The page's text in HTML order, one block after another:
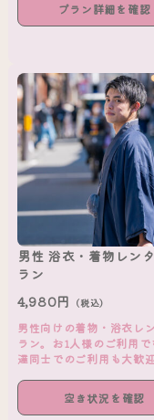
プラン詳細を確認
男性 浴衣・着物レン
ラン
4,980円 （税込）
男性向けの着物・浴衣レ
ラン。お1人様のご利用で
達同士でのご利用も大歓
空き状況を確認